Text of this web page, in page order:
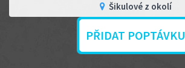
Šikulové z okolí
PŘIDAT POPTÁVKU